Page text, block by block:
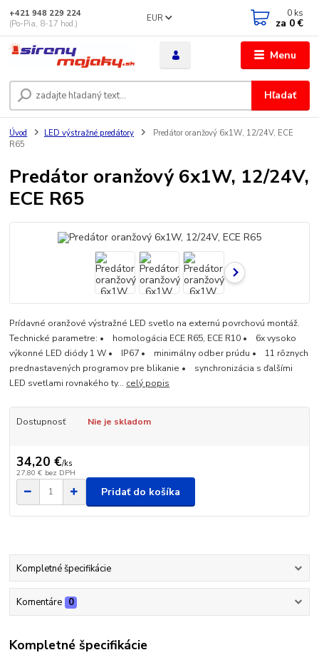
Menu
EUR
Hľadať
+421 948 229 224
(Po-Pia, 8-17 hod.)
0 ks
za 0 €
Úvod LED výstražné predátory
Predátor oranžový 6x1W, 12/24V, ECE
R65
Predátor oranžový 6x1W, 12/24V,
ECE R65
Prídavné oranžové výstražné LED svetlo na externú povrchovú montáž.
Technické parametre: • homologácia ECE R65, ECE R10 • 6x vysoko
výkonné LED diódy 1 W • IP67 • minimálny odber prúdu • 11 rôznych
prednastavených programov pre blikanie • synchronizácia s ďalšími
LED svetlami rovnakého ty... celý popis
Dostupnosť Nie je skladom
34,20 €/ks
27,80 € bez DPH
Pridať do košíka
Kompletné špecifikácie
Komentáre 0
Kompletné špecifikácie